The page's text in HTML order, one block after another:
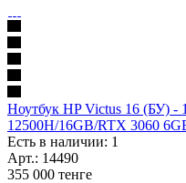
Ноутбук HP Victus 16 (БУ) -
12500H/16GB/RTX 3060
Есть в наличии: 1
Арт.: 14490
355 000 тенге